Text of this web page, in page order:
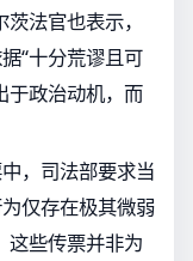
法官也表示，
“十分荒谬且可
于政治动机，而
，司法部要求当
仅存在极其微弱
这些传票并非为